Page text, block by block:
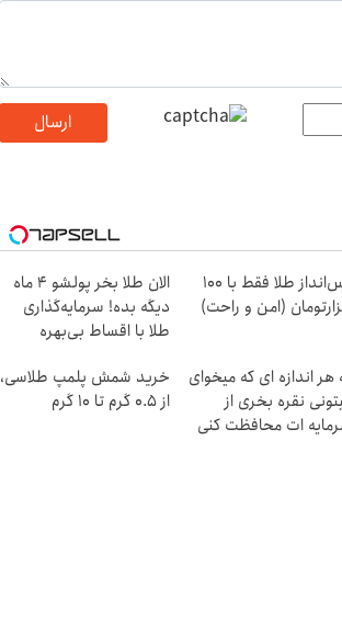
ارسال
پس‌انداز طلا فقط با ۱۰۰
(امن و راحت)
الان طلا بخر پولشو 4 ماه
دیگه بده! سرمایه‌گذاری
طلا با اقساط بی‌بهره
هر اندازه ای که میخوای
نقره بخری از
ات محافظت کنی
خرید شمش پلمپ طلاسی،
از ۰.۵ گرم تا ۱۰ گرم